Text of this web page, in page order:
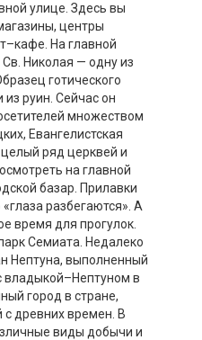
улице. Здесь вы
центры
На главной
Николая — одну из
готического
из руин. Сейчас он
множеством
Евангелистская
ряд церквей и
на главной
базар. Прилавки
разбегаются». А
время для прогулок.
Семиата. Недалеко
Нептуна, выполненный
владыкой–Нептуном в
город в стране,
древних времен. В
виды добычи и